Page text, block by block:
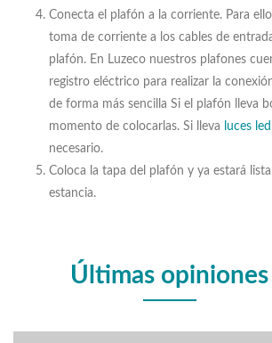
Conecta el plafón a la corriente. Para
toma de corriente a los cables de
plafón. En Luzeco nuestros plafones
registro eléctrico para realizar la
de forma más sencilla Si el plafón lleva
momento de colocarlas. Si lleva luces led
necesario.
Coloca la tapa del plafón y ya estará
estancia.
Últimas opiniones